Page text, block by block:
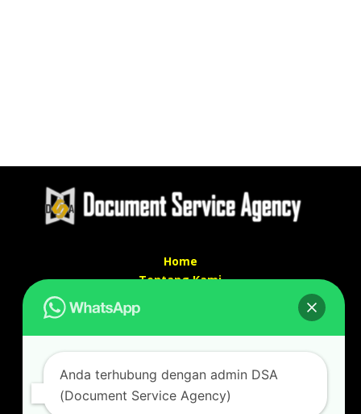
Home
Tentang Kami
Kontak kami
Alamat kantor :
Jl Swadaya Pam No 6 Rt 006 Rw 007 Jatinegara,
Anda terhubung dengan admin DSA
(Document Service Agency)